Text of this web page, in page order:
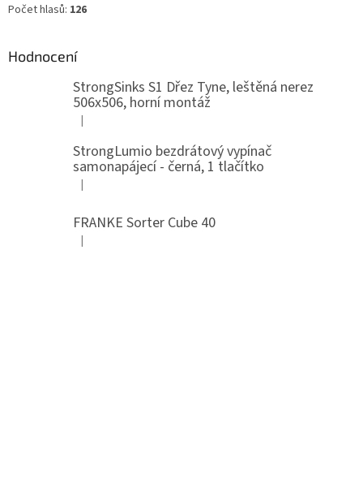
Počet hlasů: 126
Hodnocení
StrongSinks S1 Dřez Tyne, leštěná nerez
506x506, horní montáž
Hodnocení produktu je 5 z 5 hvězdiček.
|
StrongLumio bezdrátový vypínač
samonapájecí - černá, 1 tlačítko
Hodnocení produktu je 4 z 5 hvězdiček.
|
FRANKE Sorter Cube 40
Hodnocení produktu je 3 z 5 hvězdiček.
|